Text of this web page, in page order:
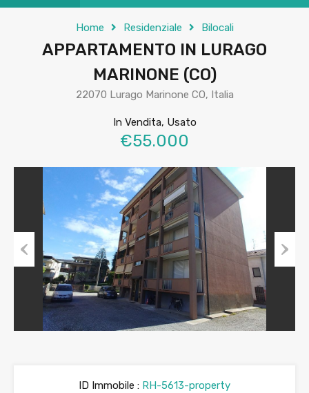
Home Residenziale Bilocali
APPARTAMENTO IN LURAGO
MARINONE (CO)
22070 Lurago Marinone CO, Italia
In Vendita, Usato
€55.000
Previous
ID Immobile : RH-5613-property